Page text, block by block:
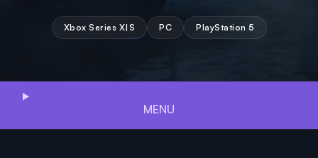
Xbox Series X|S PC PlayStation 5
MENU